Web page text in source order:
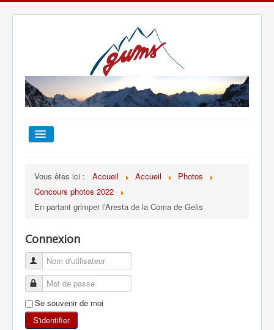
TOUT SUR LE GUMS
ALPINISME
SKI DE RANDONNÉE
RANDONNÉE PÉDESTRE
Vous êtes ici : Accueil Accueil
Photos
Concours photos 2022
En partant grimper l'Aresta de la Coma de Gelis
Connexion
Se souvenir de moi
S'identifier